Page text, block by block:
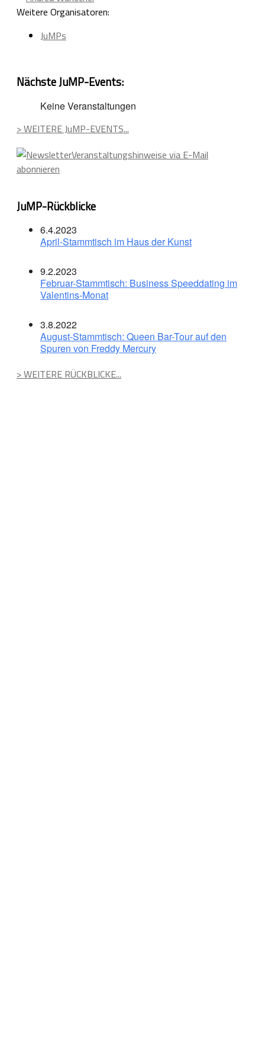
Weitere Organisatoren:
JuMPs
Nächste JuMP-Events:
Keine Veranstaltungen
> WEITERE JuMP-EVENTS...
Veranstaltungshinweise via E-Mail
abonnieren
JuMP-Rückblicke
6.4.2023
April-Stammtisch im Haus der Kunst
9.2.2023
Februar-Stammtisch: Business Speeddating im
Valentins-Monat
3.8.2022
August-Stammtisch: Queen Bar-Tour auf den
Spuren von Freddy Mercury
> WEITERE RÜCKBLICKE...